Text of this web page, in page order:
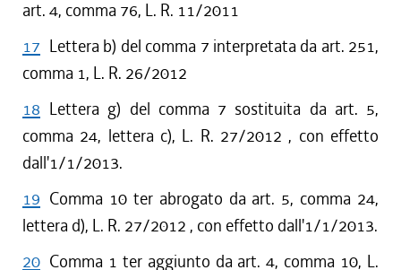
art. 4, comma 76, L. R. 11/2011
17 Lettera b) del comma 7 interpretata da art. 251,
comma 1, L. R. 26/2012
18 Lettera g) del comma 7 sostituita da art. 5,
comma 24, lettera c), L. R. 27/2012 , con effetto
dall'1/1/2013.
19 Comma 10 ter abrogato da art. 5, comma 24,
lettera d), L. R. 27/2012 , con effetto dall'1/1/2013.
20 Comma 1 ter aggiunto da art. 4, comma 10, L.